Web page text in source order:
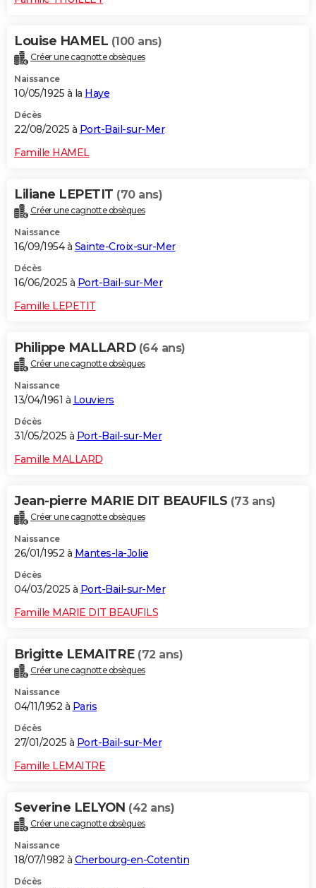
Louise HAMEL (100 ans)
Créer une cagnotte obsèques
Naissance
10/05/1925 à la Haye
Décès
22/08/2025 à Port-Bail-sur-Mer
Famille HAMEL
Liliane LEPETIT (70 ans)
Créer une cagnotte obsèques
Naissance
16/09/1954 à Sainte-Croix-sur-Mer
Décès
16/06/2025 à Port-Bail-sur-Mer
Famille LEPETIT
Philippe MALLARD (64 ans)
Créer une cagnotte obsèques
Naissance
13/04/1961 à Louviers
Décès
31/05/2025 à Port-Bail-sur-Mer
Famille MALLARD
Jean-pierre MARIE DIT BEAUFILS (73 ans)
Créer une cagnotte obsèques
Naissance
26/01/1952 à Mantes-la-Jolie
Décès
04/03/2025 à Port-Bail-sur-Mer
Famille MARIE DIT BEAUFILS
Brigitte LEMAITRE (72 ans)
Créer une cagnotte obsèques
Naissance
04/11/1952 à Paris
Décès
27/01/2025 à Port-Bail-sur-Mer
Famille LEMAITRE
Severine LELYON (42 ans)
Créer une cagnotte obsèques
Naissance
18/07/1982 à Cherbourg-en-Cotentin
Décès